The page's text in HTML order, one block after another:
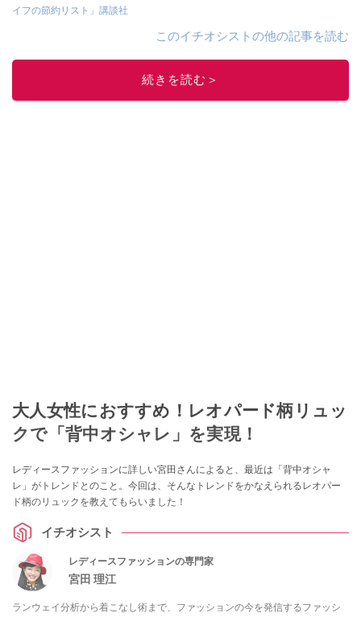
イフの節約リスト」講談社
このイチオシストの他の記事を読む
続きを読む＞
大人女性におすすめ！レオパード柄リュッ
クで「背中オシャレ」を実現！
レディースファッションに詳しい宮田さんによると、最近は「背中オシャ
レ」がトレンドとのこと。今回は、そんなトレンドをかなえられるレオパー
ド柄のリュックを教えてもらいました！
イチオシスト
レディースファッションの専門家
宮田 理江
ランウェイ分析から着こなし術まで、ファッションの今を発信するファッシ